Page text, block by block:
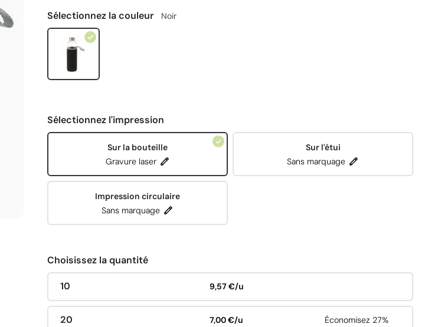
Sélectionnez la couleur Noir
Sélectionnez l'impression
Sur la bouteille
Gravure laser
Sur l'étui
Sans marquage
Impression circulaire
Sans marquage
Choisissez la quantité
10 9,57 €/u
20 7,00 €/u Économisez 27%